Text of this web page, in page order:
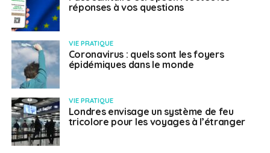
réponses à vos questions
VIE PRATIQUE
Coronavirus : quels sont les foyers
épidémiques dans le monde
VIE PRATIQUE
Londres envisage un système de feu
tricolore pour les voyages à l’étranger